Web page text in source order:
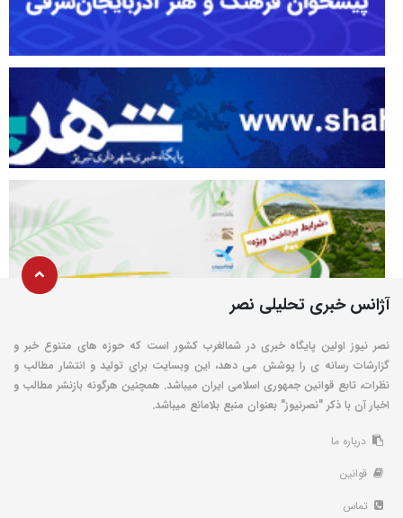
آژانس خبری تحلیلی نصر
نصر نیوز اولین پایگاه خبری در شمالغرب کشور است که حوزه های متنوع خبر و
گزارشات رسانه ی را پوشش می دهد، این وبسایت برای تولید و انتشار مطالب و
نظرات، تابع قوانین جمهوری اسلامی ایران میباشد. همچنین هرگونه بازنشر مطالب و
اخبار آن با ذکر "نصرنیوز" بعنوان منبع بلامانع میباشد.
درباره ما
قوانین
تماس